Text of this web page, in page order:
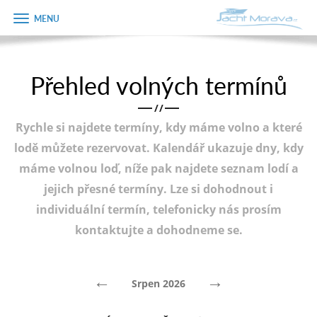
Úvodní strana
Plán plavby
Tipy na výlet
Fotogalerie
Zobrazit
menu
Přehled volných termínů
/ /
Rychle si najdete termíny, kdy máme volno a které
lodě můžete rezervovat. Kalendář ukazuje dny, kdy
máme volnou loď, níže pak najdete seznam lodí a
jejich přesné termíny. Lze si dohodnout i
individuální termín, telefonicky nás prosím
kontaktujte a dohodneme se.
← Srpen 2026 →
Objednávka
dárkového
Jméno
Telefon
E-mail